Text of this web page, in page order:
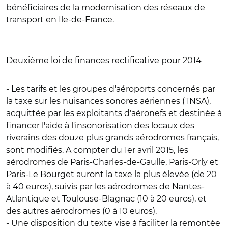
bénéficiaires de la modernisation des réseaux de
transport en Ile-de-France.
Deuxième loi de finances rectificative pour 2014
- Les tarifs et les groupes d'aéroports concernés par
la taxe sur les nuisances sonores aériennes (TNSA),
acquittée par les exploitants d'aéronefs et destinée à
financer l'aide à l'insonorisation des locaux des
riverains des douze plus grands aérodromes français,
sont modifiés. A compter du 1er avril 2015, les
aérodromes de Paris-Charles-de-Gaulle, Paris-Orly et
Paris-Le Bourget auront la taxe la plus élevée (de 20
à 40 euros), suivis par les aérodromes de Nantes-
Atlantique et Toulouse-Blagnac (10 à 20 euros), et
des autres aérodromes (0 à 10 euros).
- Une disposition du texte vise à faciliter la remontée